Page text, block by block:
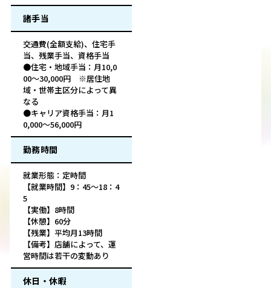
諸手当
交通費(全額支給)、住宅手
当、残業手当、資格手当
●住宅・地域手当：月10,0
00～30,000円 ※居住地
域・世帯主区分によって異
なる
●キャリア資格手当：月1
0,000～56,000円
勤務時間
就業形態：定時間
【就業時間】9：45〜18：4
5
【実働】8時間
【休憩】60分
【残業】平均月13時間
【備考】店舗によって、運
営時間は若干の変動あり
休日・休暇